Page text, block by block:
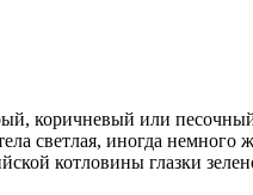
коричневый или
светлая, иногда немного
котловины глазки